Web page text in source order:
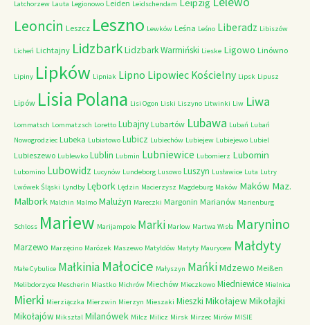
Latchorzew Lauta Legionowo Leiden Leidschendam
Leoncin Leszcz Leszno Lewków Leśna Leśno Liberadz Libiszów
Licheń Lichtajny LidzbarkLidzbark Warmiński Lieske Ligowo Linówno
Lipiny Lipków Lipniak Lipno Lipowiec Kościelny Lipsk Lipusz
Lipów Lisia Polana Lisi Ogon Liski Liszyno Litwinki Liw Liwa
Lommatsch Lommatzsch Loretto Lubajny Lubartów Lubawa Lubań Lubań
Nowogrodziec Lubeka Lubiatowo Lubicz Lubiechów Lubiejew Lubiejewo Lubiel
Lubieszewo Lublewko Lublin Lubmin Lubniewice Lubomierz Lubomin
Lubomino Lubowidz Lucynów Lundeborg Lusowo Luszyn Lusławice Luta Lutry
Lwówek Śląski Lyndby Lębork Lędzin Macierzysz Magdeburg Maków Maków Maz.
Malbork Malchin Malmo Malużyn Mareczki Margonin Marianów Marienburg
Schloss Mariew Marijampole Marki Marlow Martwa Wisła Marynino
Marzewo Marzęcino Marózek Maszewo Matyldów Matyty Maurycew Małdyty
Małe Cybulice Małkinia Małocice Małyszyn MańkiMdzewo Meißen
Melibdorzyce Mescherin Miastko Michrów Miechów Mieczkowo Miedniewice Mielnica
Mierki Mierziączka Mierzwin Mierzyn Mieszaki Mieszki MikołajewMikołajki
Mikołajów Miksztal Milanówek Milcz Milicz Mirsk Mirzec Mirów MISIE